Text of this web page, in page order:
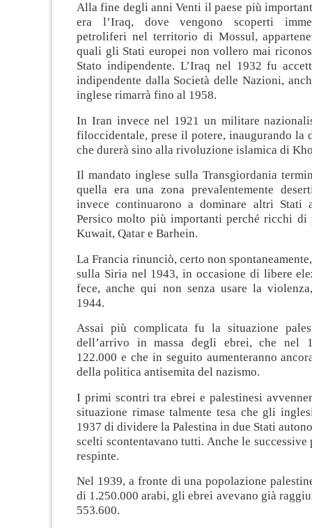
Alla fine degli anni Venti il paese più
era l’Iraq, dove vengono scoperti
petroliferi nel territorio di Mossul,
quali gli Stati europei non vollero mai
Stato indipendente. L’Iraq nel 1932 fu
indipendente dalla Società delle Nazioni,
inglese rimarrà fino al 1958.
In Iran invece nel 1921 un militare
filoccidentale, prese il potere, inaugurando la
che durerà sino alla rivoluzione islamica di
Il mandato inglese sulla Transgiordania
quella era una zona prevalentemente
invece continuarono a dominare altri Stati
Persico molto più importanti perché ricchi di
Kuwait, Qatar e Barhein.
La Francia rinunciò, certo non
sulla Siria nel 1943, in occasione di libere
fece, anche qui non senza usare la
1944.
Assai più complicata fu la situazione
dell’arrivo in massa degli ebrei, che nel
122.000 e che in seguito aumenteranno
della politica antisemita del nazismo.
I primi scontri tra ebrei e palestinesi
situazione rimase talmente tesa che gli
1937 di dividere la Palestina in due Stati
scelti scontentavano tutti. Anche le
respinte.
Nel 1939, a fronte di una popolazione
di 1.250.000 arabi, gli ebrei avevano già
553.600.